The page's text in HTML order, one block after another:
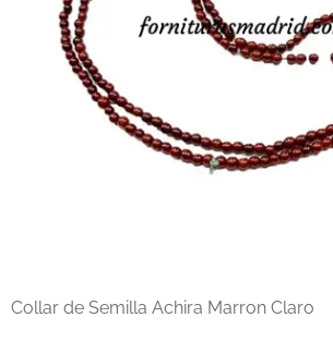
Collar de Semilla Achira Marron Claro